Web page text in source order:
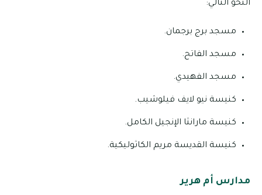
النحو التالي:
مسجد برج برجمان.
مسجد الفاتح.
مسجد الفهيدي.
كنيسة نيو لايف فيلوشيب.
كنيسة مارانثا الإنجيل الكامل.
كنيسة القديسة مريم الكاثوليكية.
مدارس أم هرير